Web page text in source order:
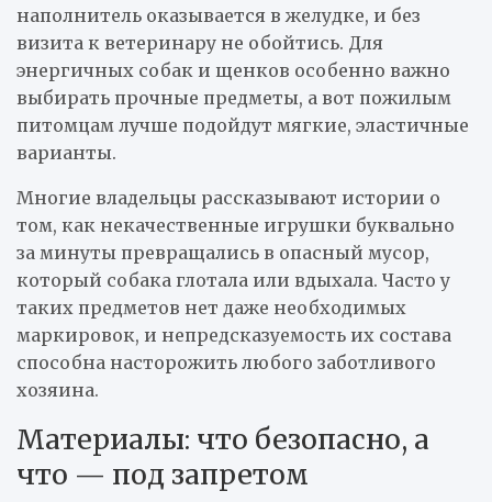
наполнитель оказывается в желудке, и без
визита к ветеринару не обойтись. Для
энергичных собак и щенков особенно важно
выбирать прочные предметы, а вот пожилым
питомцам лучше подойдут мягкие, эластичные
варианты.
Многие владельцы рассказывают истории о
том, как некачественные игрушки буквально
за минуты превращались в опасный мусор,
который собака глотала или вдыхала. Часто у
таких предметов нет даже необходимых
маркировок, и непредсказуемость их состава
способна насторожить любого заботливого
хозяина.
Материалы: что безопасно, а
что — под запретом